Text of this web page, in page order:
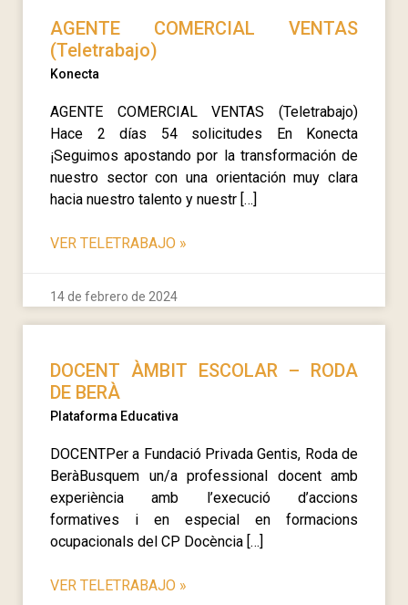
AGENTE COMERCIAL VENTAS
(Teletrabajo)
Konecta
AGENTE COMERCIAL VENTAS (Teletrabajo)
Hace 2 días 54 solicitudes En Konecta
¡Seguimos apostando por la transformación de
nuestro sector con una orientación muy clara
hacia nuestro talento y nuestr […]
VER TELETRABAJO »
14 de febrero de 2024
DOCENT ÀMBIT ESCOLAR – RODA
DE BERÀ
Plataforma Educativa
DOCENTPer a Fundació Privada Gentis, Roda de
BeràBusquem un/a professional docent amb
experiència amb l’execució d’accions
formatives i en especial en formacions
ocupacionals del CP Docència […]
VER TELETRABAJO »